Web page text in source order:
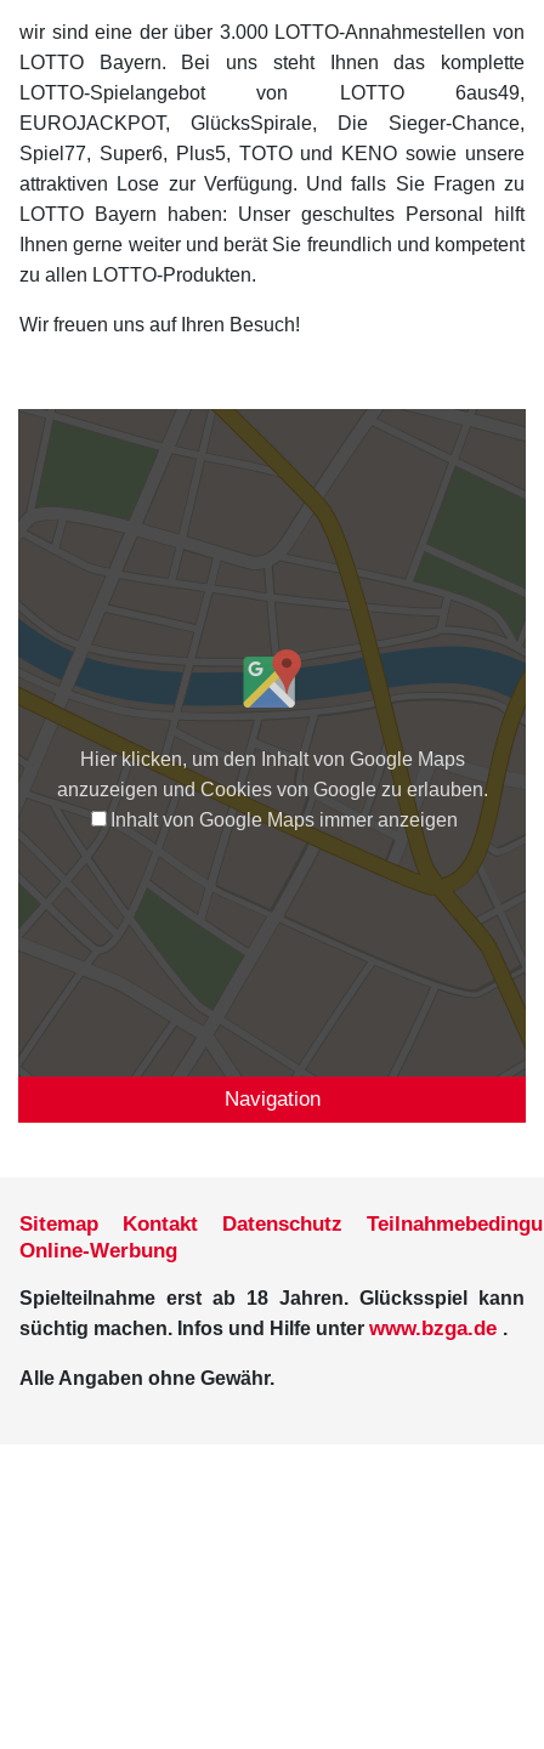
wir sind eine der über 3.000 LOTTO-Annahmestellen von
LOTTO Bayern. Bei uns steht Ihnen das komplette
LOTTO-Spielangebot von LOTTO 6aus49,
EUROJACKPOT, GlücksSpirale, Die Sieger-Chance,
Spiel77, Super6, Plus5, TOTO und KENO sowie unsere
attraktiven Lose zur Verfügung. Und falls Sie Fragen zu
LOTTO Bayern haben: Unser geschultes Personal hilft
Ihnen gerne weiter und berät Sie freundlich und kompetent
zu allen LOTTO-Produkten.
Wir freuen uns auf Ihren Besuch!
Hier klicken, um den Inhalt von Google Maps
anzuzeigen und Cookies von Google zu erlauben.
Inhalt von Google Maps immer anzeigen
Navigation
Sitemap Kontakt Datenschutz
Online-Werbung
Spielteilnahme erst ab 18 Jahren. Glücksspiel kann
süchtig machen. Infos und Hilfe unter www.bzga.de .
Alle Angaben ohne Gewähr.